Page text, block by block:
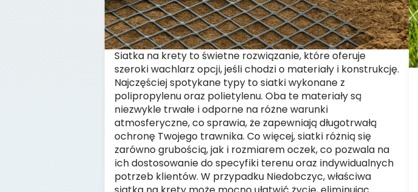
Siatka na krety to świetne rozwiązanie, które oferuje
szeroki wachlarz opcji, jeśli chodzi o materiały i konstrukcję.
Najczęściej spotykane typy to siatki wykonane z
polipropylenu oraz polietylenu. Oba te materiały są
niezwykle trwałe i odporne na różne warunki
atmosferyczne, co sprawia, że zapewniają długotrwałą
ochronę Twojego trawnika. Co więcej, siatki różnią się
zarówno grubością, jak i rozmiarem oczek, co pozwala na
ich dostosowanie do specyfiki terenu oraz indywidualnych
potrzeb klientów. W przypadku Niedobczyc, właściwa